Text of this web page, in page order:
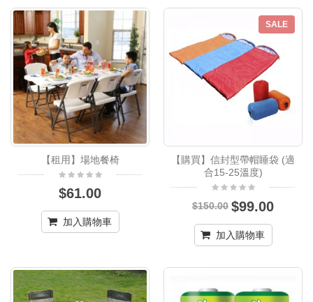
【租用】場地餐椅
$61.00
加入購物車
SALE
【購買】信封型帶帽睡袋 (適
合15-25溫度)
$150.00 $99.00
加入購物車